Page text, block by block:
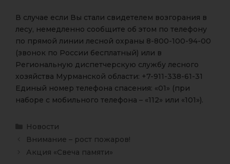
В случае если Вы стали свидетелем возгорания в
лесу, немедленно сообщите об этом по телефону
по прямой линии лесной охраны 8-800-100-94-00
(звонок по России бесплатный) или в
Региональную диспетчерскую службу лесного
хозяйства Мурманской области: +7-911-338-61-31
Единый номер телефона спасения: «01» (при
наборе с мобильного телефона – «112» или «101»).
Новости
Внимание – рост пожаров!
Акция «Свеча памяти»